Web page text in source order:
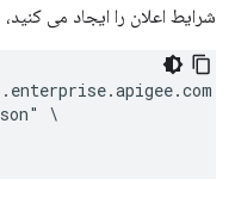
شرایط اعلان را ایجاد می
/
\